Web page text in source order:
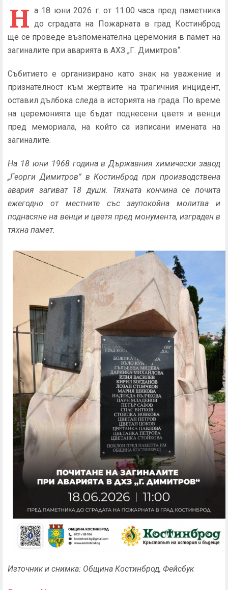
Н а 18 юни 2026 г. от 11:00 часа пред паметника
до сградата на Пожарната в град Костинброд
ще се проведе възпоменателна церемония в памет на
загиналите при аварията в АХЗ „Г. Димитров“.
Събитието е организирано като знак на уважение и
признателност към жертвите на трагичния инцидент,
оставил дълбока следа в историята на града. По време
на церемонията ще бъдат поднесени цветя и венци
пред мемориала, на който са изписани имената на
загиналите.
На 18 юни 1968 година в Държавния химически завод
„Георги Димитров” в Костинброд при производствена
авария загиват 18 души. Тяхната кончина се почита
ежегодно от местните със заупокойна молитва и
поднасяне на венци и цветя пред монумента, изграден в
тяхна памет.
Източник и снимка: Община Костинброд, Фейсбук